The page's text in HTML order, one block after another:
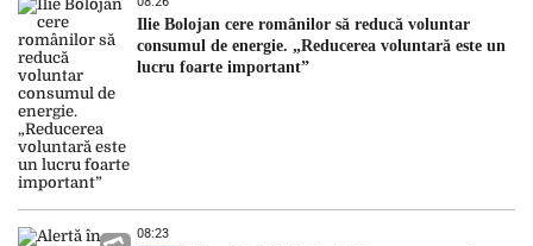
Ilie Bolojan cere românilor să reducă voluntar
consumul de energie. „Reducerea voluntară este un
lucru foarte important”
08:23